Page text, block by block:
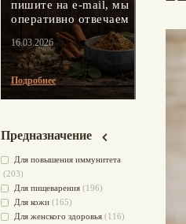
пишите на e-mail, мы
оперативно отвечаем
16.03.2026
Подробнее
Предназначение
Для повышения иммунитета
(203)
Для пищеварения (196)
Для кожи (165)
Для женского здоровья (116)